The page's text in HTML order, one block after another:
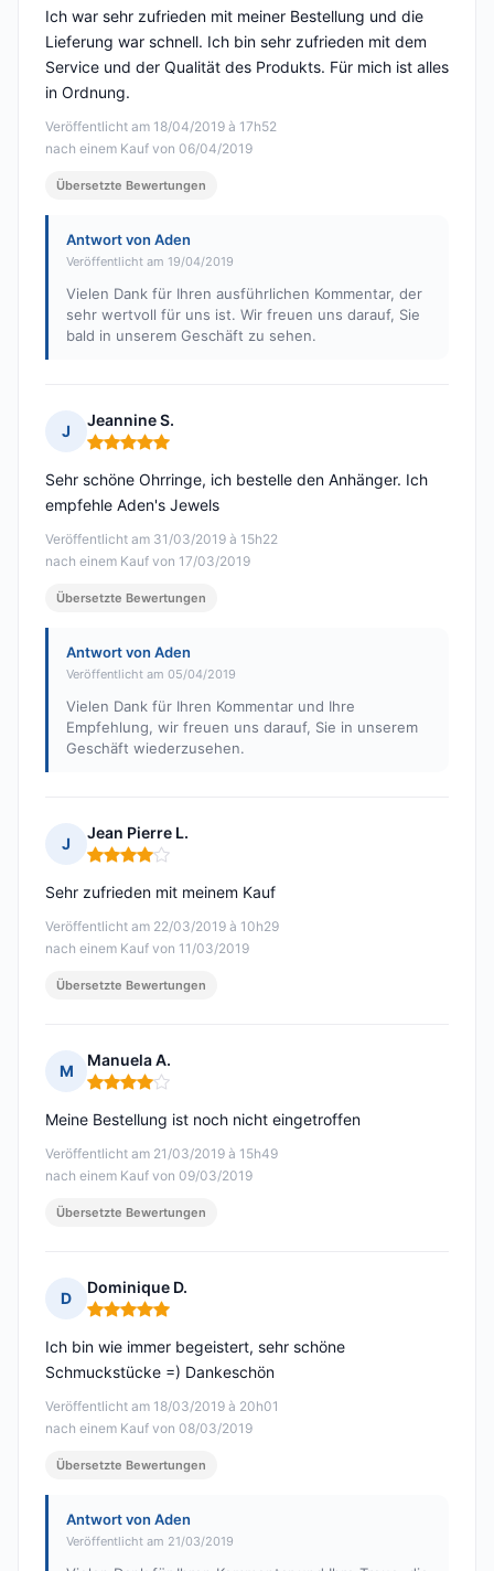
Veröffentlicht am 18/04/2019 à 17h52
nach einem Kauf von 06/04/2019
Ich war sehr zufrieden mit meiner Bestellung und die
Lieferung war schnell. Ich bin sehr zufrieden mit dem
Service und der Qualität des Produkts. Für mich ist alles
in Ordnung.
Übersetzte Bewertungen
Antwort von Aden
Veröffentlicht am 19/04/2019
Vielen Dank für Ihren ausführlichen Kommentar, der
sehr wertvoll für uns ist. Wir freuen uns darauf, Sie
bald in unserem Geschäft zu sehen.
J
Jeannine S.
Hinweis: 5 von 5
Veröffentlicht am 31/03/2019 à 15h22
nach einem Kauf von 17/03/2019
Sehr schöne Ohrringe, ich bestelle den Anhänger. Ich
empfehle Aden's Jewels
Übersetzte Bewertungen
Antwort von Aden
Veröffentlicht am 05/04/2019
Vielen Dank für Ihren Kommentar und Ihre
Empfehlung, wir freuen uns darauf, Sie in unserem
Geschäft wiederzusehen.
J
Jean Pierre L.
Hinweis: 4 von 5
Veröffentlicht am 22/03/2019 à 10h29
nach einem Kauf von 11/03/2019
Sehr zufrieden mit meinem Kauf
Übersetzte Bewertungen
M
Manuela A.
Hinweis: 4 von 5
Veröffentlicht am 21/03/2019 à 15h49
nach einem Kauf von 09/03/2019
Meine Bestellung ist noch nicht eingetroffen
Übersetzte Bewertungen
D
Dominique D.
Hinweis: 5 von 5
Veröffentlicht am 18/03/2019 à 20h01
nach einem Kauf von 08/03/2019
Ich bin wie immer begeistert, sehr schöne
Schmuckstücke =) Dankeschön
Übersetzte Bewertungen
Antwort von Aden
Veröffentlicht am 21/03/2019